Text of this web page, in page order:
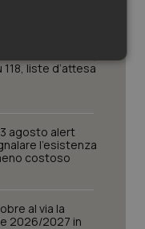
liste d’attesa
3 agosto alert
l’esistenza
costoso
al via la
2026/2027 in
Marketing
fruibile il
base quali la